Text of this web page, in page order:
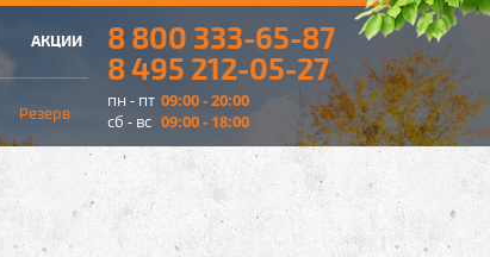
АКЦИИ
Резерв
8 800 333-65-87
8 495 212-05-27
пн - пт 09:00 - 20:00
сб - вс 09:00 - 18:00